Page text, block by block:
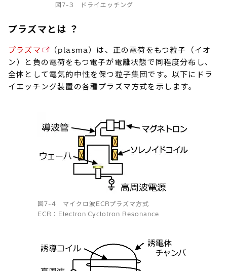
図7-3 ドライエッチング
プラズマとは ？
プラズマ
（plasma）は、正の電荷をもつ粒子（イオ
ン）と負の電荷をもつ電子が電離状態で同程度分布し、
全体として電気的中性を保つ粒子集団です。以下にドラ
イエッチング装置の各種プラズマ方式を示します。
図7-4 マイクロ波ECRプラズマ方式
ECR：Electron Cyclotron Resonance